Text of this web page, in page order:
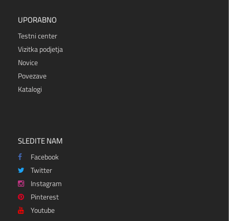
UPORABNO
Testni center
Vizitka podjetja
Novice
Povezave
Katalogi
SLEDITE NAM
Facebook
Twitter
Instagram
Pinterest
Youtube